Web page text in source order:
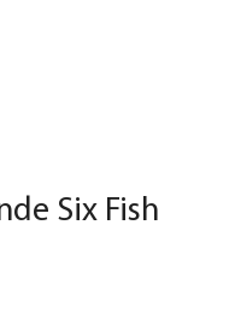
Six Fish